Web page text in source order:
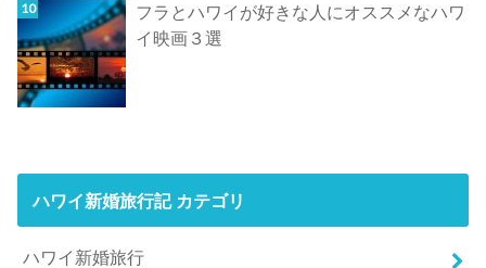
フラとハワイが好きな人にオススメなハワ
イ映画３選
ハワイ新婚旅行記 カテゴリ
ハワイ新婚旅行